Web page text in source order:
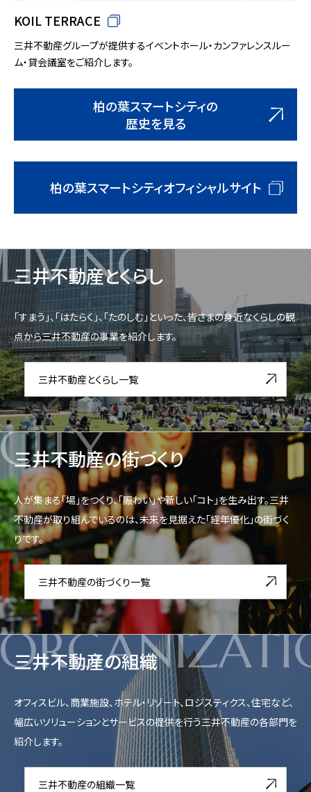
KOIL TERRACE
三井不動産グループが提供するイベントホール・カンファレンスルー
ム・貸会議室をご紹介します。
柏の葉スマートシティの
歴史を見る
柏の葉スマートシティオフィシャルサイト
三井不動産とくらし
「すまう」、「はたらく」、「たのしむ」といった、皆さまの身近なくらしの観
点から三井不動産の事業を紹介します。
三井不動産とくらし一覧
三井不動産の街づくり
人が集まる「場」をつくり、「賑わい」や新しい「コト」を生み出す。三井
不動産が取り組んでいるのは、未来を見据えた「経年優化」の街づく
りです。
三井不動産の街づくり一覧
三井不動産の組織
オフィスビル、商業施設、ホテル・リゾート、ロジスティクス、住宅など、
幅広いソリューションとサービスの提供を行う三井不動産の各部門を
紹介します。
三井不動産の組織一覧